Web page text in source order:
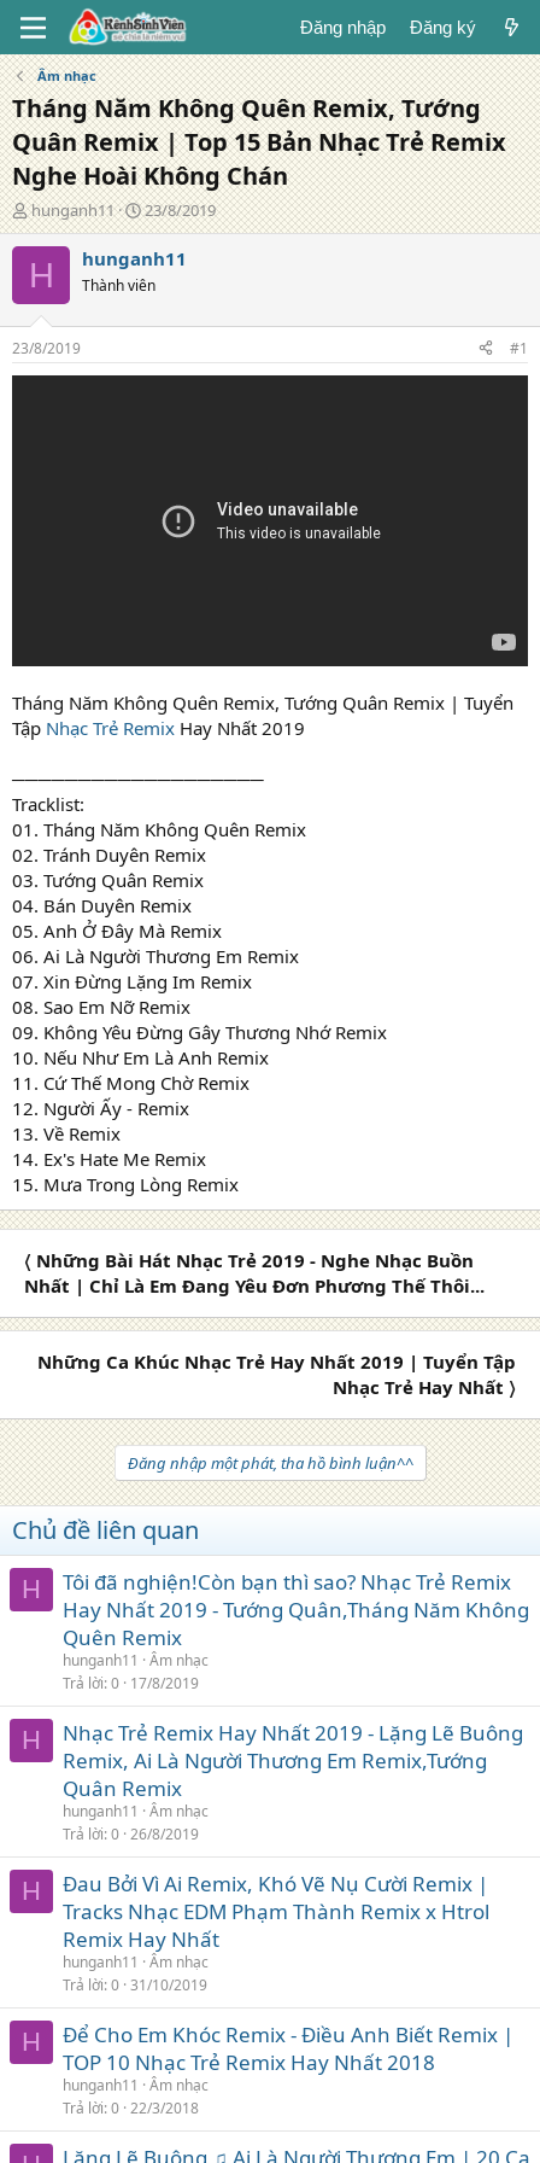
Đăng nhập Đăng ký
Âm nhạc
Tháng Năm Không Quên Remix, Tướng
Quân Remix | Top 15 Bản Nhạc Trẻ Remix
Nghe Hoài Không Chán
T
á
c
g
ả
hunganh11
N
g
à
y
đ
g
23/8/2019
H hunganh11
Thành viên
23/8/2019 #1
Tháng Năm Không Quên Remix, Tướng Quân Remix | Tuyển
Tập Nhạc Trẻ Remix Hay Nhất 2019
───────────────────
Tracklist:
01. Tháng Năm Không Quên Remix
02. Tránh Duyên Remix
03. Tướng Quân Remix
04. Bán Duyên Remix
05. Anh Ở Đây Mà Remix
06. Ai Là Người Thương Em Remix
07. Xin Đừng Lặng Im Remix
08. Sao Em Nỡ Remix
09. Không Yêu Đừng Gây Thương Nhớ Remix
10. Nếu Như Em Là Anh Remix
11. Cứ Thế Mong Chờ Remix
12. Người Ấy - Remix
13. Về Remix
14. Ex's Hate Me Remix
15. Mưa Trong Lòng Remix
〈 Những Bài Hát Nhạc Trẻ 2019 - Nghe Nhạc Buồn
Nhất | Chỉ Là Em Đang Yêu Đơn Phương Thế Thôi...
Những Ca Khúc Nhạc Trẻ Hay Nhất 2019 | Tuyển Tập
Nhạc Trẻ Hay Nhất 〉
Đăng nhập một phát, tha hồ bình luận^^
Chủ đề liên quan
H
Tôi đã nghiện!Còn bạn thì sao? Nhạc Trẻ Remix
Hay Nhất 2019 - Tướng Quân,Tháng Năm Không
Quên Remix
hunganh11
Âm nhạc
Trả lời 0 17/8/2019
H
Nhạc Trẻ Remix Hay Nhất 2019 - Lặng Lẽ Buông
Remix, Ai Là Người Thương Em Remix,Tướng
Quân Remix
hunganh11
Âm nhạc
Trả lời 0 26/8/2019
H
Đau Bởi Vì Ai Remix, Khó Vẽ Nụ Cười Remix |
Tracks Nhạc EDM Phạm Thành Remix x Htrol
Remix Hay Nhất
hunganh11
Âm nhạc
Trả lời 0 31/10/2019
H
Để Cho Em Khóc Remix - Điều Anh Biết Remix |
TOP 10 Nhạc Trẻ Remix Hay Nhất 2018
hunganh11
Âm nhạc
Trả lời 0 22/3/2018